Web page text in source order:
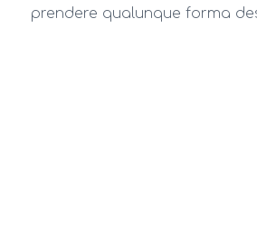
prendere qualunque forma